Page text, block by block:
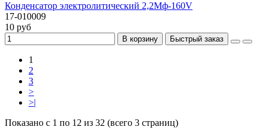
Конденсатор электролитический 2,2Mф-160V
17-010009
10 руб
В корзину Быстрый заказ
1
2
3
>
>|
Показано с 1 по 12 из 32 (всего 3 страниц)